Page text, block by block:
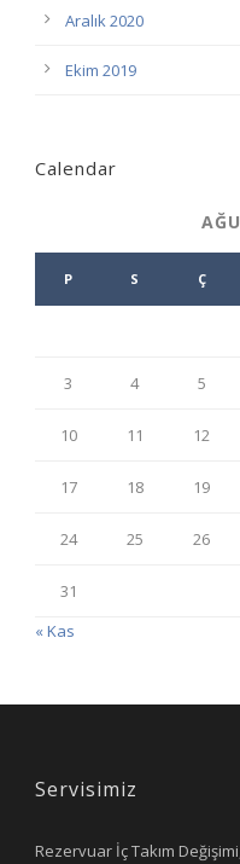
Aralık 2020
Ekim 2019
Calendar
P S Ç
3 4 5
10 11 12
17 18 19
24 25 26
31
« Kas
Servisimiz
Rezervuar İç Takım